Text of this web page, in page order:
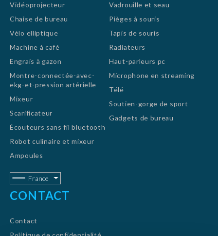
Vidéoprojecteur
Chaise de bureau
Vélo elliptique
Machine à café
Engrais à gazon
Montre-connectée-avec-
ekg-et-pression artérielle
Mixeur
Scarificateur
Écouteurs sans fil bluetooth
Robot culinaire et mixeur
Ampoules
Vadrouille et seau
Pièges à souris
Tapis de souris
Radiateurs
Haut-parleurs pc
Microphone en streaming
Télé
Soutien-gorge de sport
Gadgets de bureau
France
CONTACT
Contact